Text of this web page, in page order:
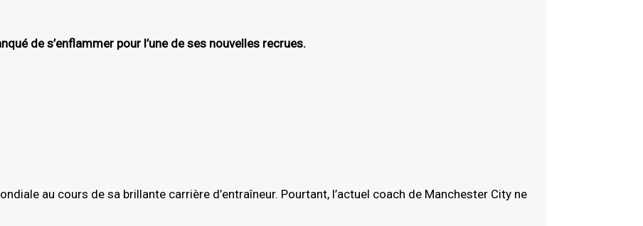
de s’enflammer pour l’une de ses nouvelles recrues.
au cours de sa brillante carrière d’entraîneur. Pourtant, l’actuel coach de Manchester City ne